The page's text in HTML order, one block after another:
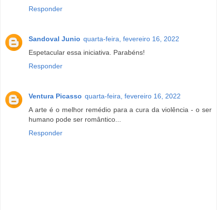
Responder
Sandoval Junio quarta-feira, fevereiro 16, 2022
Espetacular essa iniciativa. Parabéns!
Responder
Ventura Picasso quarta-feira, fevereiro 16, 2022
A arte é o melhor remédio para a cura da violência - o ser
humano pode ser romântico...
Responder